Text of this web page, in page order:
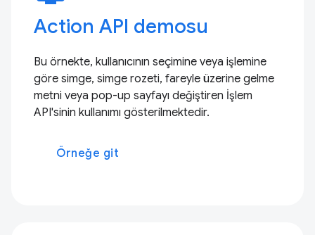
Action API demosu
Bu örnekte, kullanıcının seçimine veya işlemine
göre simge, simge rozeti, fareyle üzerine gelme
metni veya pop-up sayfayı değiştiren İşlem
API'sinin kullanımı gösterilmektedir.
Örneğe git